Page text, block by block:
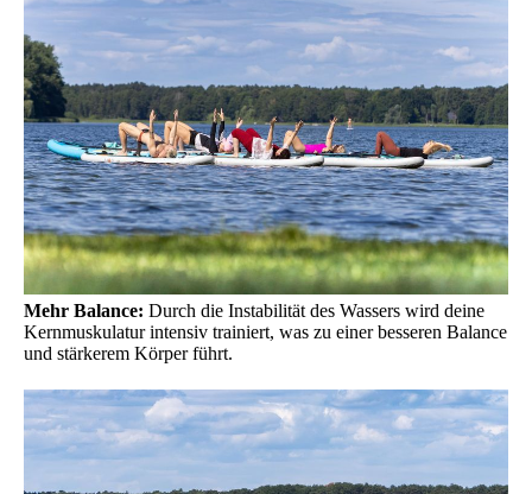
Mehr Balance: Durch die Instabilität des Wassers wird deine
Kernmuskulatur intensiv trainiert, was zu einer besseren Balance
und stärkerem Körper führt.